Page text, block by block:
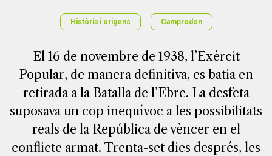
Història i origens Camprodon
El 16 de novembre de 1938, l’Exèrcit
Popular, de manera definitiva, es batia en
retirada a la Batalla de l’Ebre. La desfeta
suposava un cop inequívoc a les possibilitats
reals de la República de vèncer en el
conflicte armat. Trenta-set dies després, les